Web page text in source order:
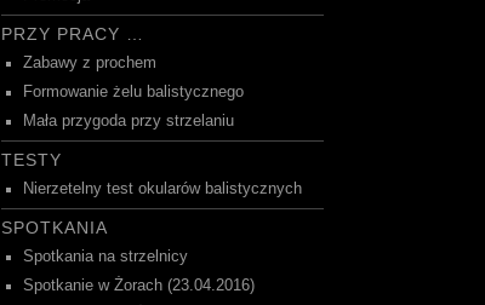
PRZY PRACY …
Zabawy z prochem
Formowanie żelu balistycznego
Mała przygoda przy strzelaniu
TESTY
Nierzetelny test okularów balistycznych
SPOTKANIA
Spotkania na strzelnicy
Spotkanie w Żorach (23.04.2016)